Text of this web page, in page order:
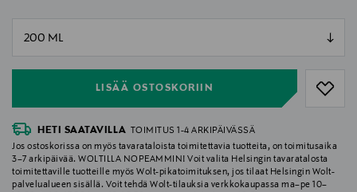
LISÄÄ OSTOSKORIIN
HETI SAATAVILLA
TOIMITUS 1-4 ARKIPÄIVÄSSÄ
Jos ostoskorissa on myös tavarataloista toimitettavia tuotteita, on toimitusaika
3–7 arkipäivää. WOLTILLA NOPEAMMIN! Voit valita Helsingin tavaratalosta
toimitettaville tuotteille myös Wolt-pikatoimituksen, jos tilaat Helsingin Wolt-
palvelualueen sisällä. Voit tehdä Wolt-tilauksia verkkokaupassa ma–pe 10–